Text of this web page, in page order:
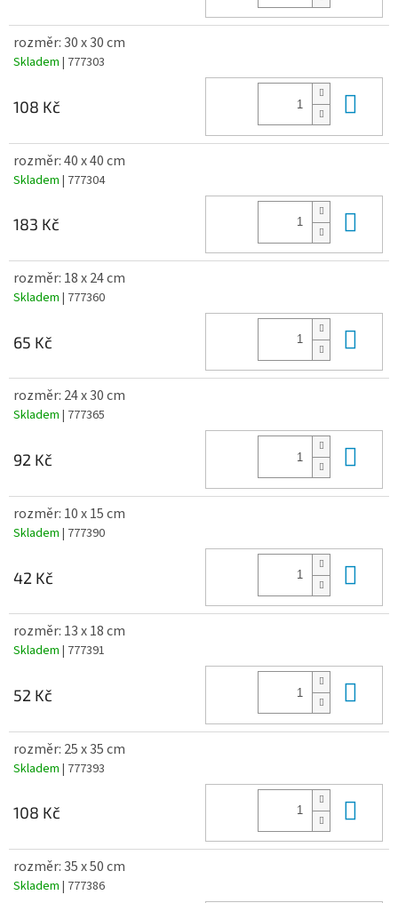
rozměr: 30 x 30 cm
Skladem | 777303
108 Kč
rozměr: 40 x 40 cm
Skladem | 777304
183 Kč
rozměr: 18 x 24 cm
Skladem | 777360
65 Kč
rozměr: 24 x 30 cm
Skladem | 777365
92 Kč
rozměr: 10 x 15 cm
Skladem | 777390
42 Kč
rozměr: 13 x 18 cm
Skladem | 777391
52 Kč
rozměr: 25 x 35 cm
Skladem | 777393
108 Kč
rozměr: 35 x 50 cm
Skladem | 777386